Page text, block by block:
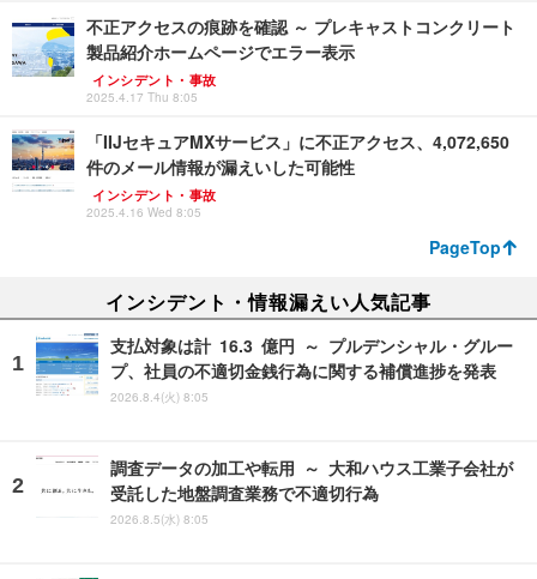
不正アクセスの痕跡を確認 ～ プレキャストコンクリート
製品紹介ホームページでエラー表示
インシデント・事故
2025.4.17 Thu 8:05
「IIJセキュアMXサービス」に不正アクセス、4,072,650
件のメール情報が漏えいした可能性
インシデント・事故
2025.4.16 Wed 8:05
PageTop
インシデント・情報漏えい人気記事
支払対象は計 16.3 億円 ～ プルデンシャル・グルー
プ、社員の不適切金銭行為に関する補償進捗を発表
2026.8.4(火) 8:05
調査データの加工や転用 ～ 大和ハウス工業子会社が
受託した地盤調査業務で不適切行為
2026.8.5(水) 8:05